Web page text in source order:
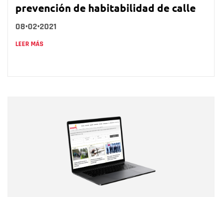
prevención de habitabilidad de calle
08•02•2021
LEER MÁS
Correo electrónico
Tipo de comentario